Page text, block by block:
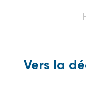
Vers la